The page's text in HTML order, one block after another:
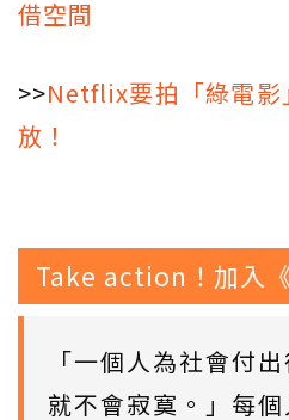
借空間
>>Netflix要拍「綠電影
放！
Take action！加入《
「一個人為社會付
就不會寂寞。」每